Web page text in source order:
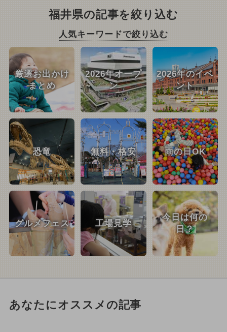
福井県の記事を絞り込む
人気キーワードで絞り込む
厳選お出かけ
まとめ
2026年オープ
ン
2026年のイベ
ント
恐竜 無料・格安 雨の日OK
グルメフェス 工場見学
今日は何の
日？
あなたにオススメの記事